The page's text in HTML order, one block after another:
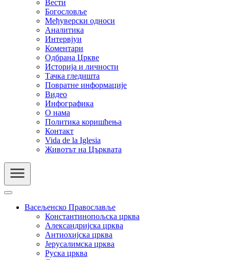
Вести
Богословље
Међуверски односи
Аналитика
Интервјуи
Коментари
Одбрана Цркве
Историја и личности
Тачка гледишта
Повратне информације
Видео
Инфографика
О нама
Политика коришћења
Контакт
Vida de la Iglesia
Животът на Църквата
Васељенско Православље
Константинопољска црква
Александријска црква
Антиохијска црква
Јерусалимска црква
Руска црква